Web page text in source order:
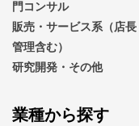
門コンサル
販売・サービス系（店
管理含む）
研究開発・その他
業種から探す